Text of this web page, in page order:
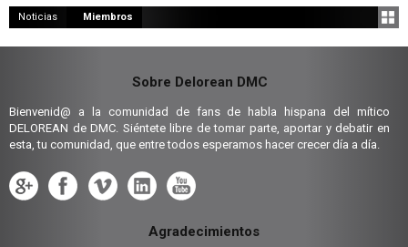
Noticias Miembros
Sobre Delorean DMC
Bienvenid@ a la comunidad de fans de habla hispana del mítico
DELOREAN de DMC. Siéntete libre de tomar parte, aportar y debatir en
esta, tu comunidad, que entre todos esperamos hacer crecer día a día.
Agradecimientos